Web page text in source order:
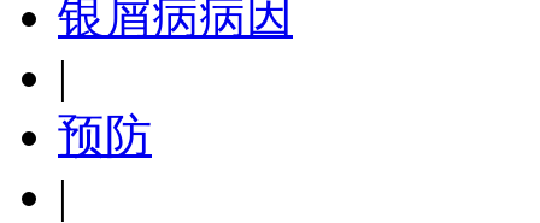
银屑病病因
|
预防
|